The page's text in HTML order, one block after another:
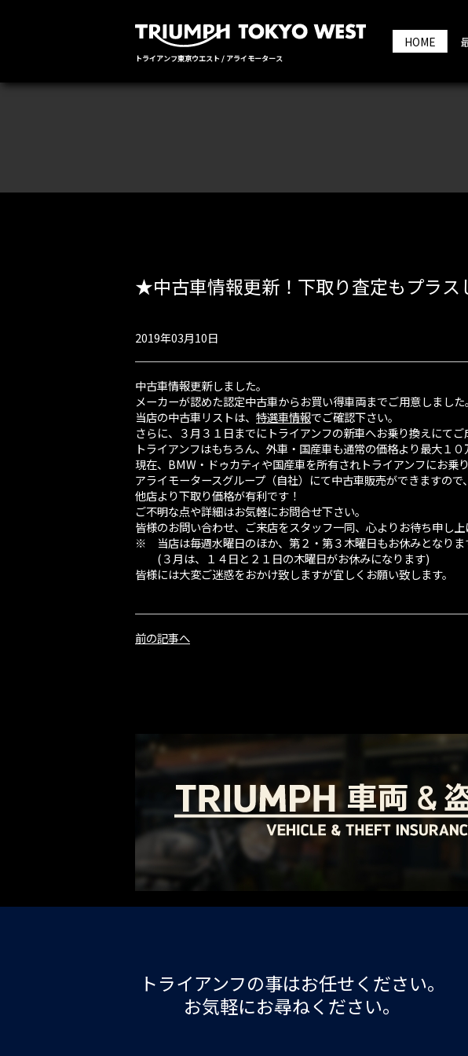
トライアンフ東京ウエスト / アライモータース
HOME
★中古車情報更新！下取り査定もプラ
2019年03月10日
中古車情報更新しました。
メーカーが認めた認定中古車からお買い得車両までご用意しました。
当店の中古車リストは、 特選車情報でご確認下さい。
さらに、３月３１日までにトライアンフの新車へお乗り換えにて
トライアンフはもちろん、外車・国産車も通常の価格より最大１
現在、BMW・ドゥカティや国産車を所有されトライアンフにお乗
アライモータースグループ（自社）にて中古車販売ができますので、
他店より下取り価格が有利です！
ご不明な点や詳細はお気軽にお問合せ下さい。
皆様のお問い合わせ、ご来店をスタッフ一同、心よりお待ち申し上
※ 当店は毎週水曜日のほか、第２・第３木曜日もお休みとなりま
(３月は、１４日と２１日の木曜日がお休みになります)
皆様には大変ご迷惑をおかけ致しますが宜しくお願い致します。
前の記事へ
トライアンフの事はお任せください。
お気軽にお尋ねください。